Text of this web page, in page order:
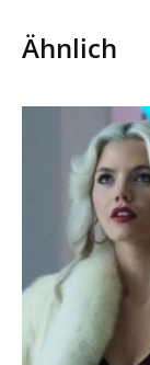
Ähnlich